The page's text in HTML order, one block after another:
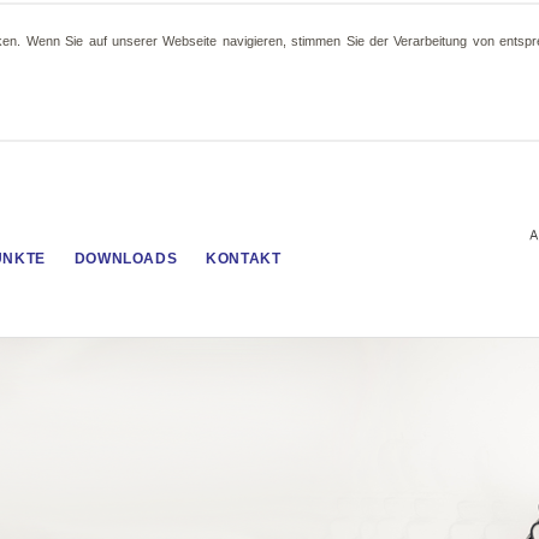
Wenn Sie auf unserer Webseite navigieren, stimmen Sie der Verarbeitung von
DOWNLOADS KONTAKT